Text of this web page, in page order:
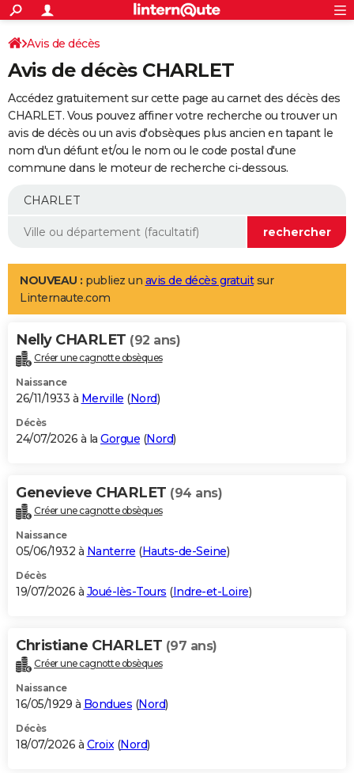
ACTUALITÉS
Politique
Société
Faits Divers
Education
Monde
Villes
+
SPORT
Coupe du monde 2026
Football
Tennis
Cyclisme
Rugby
Forum
Programme TV
TNT
Streaming
Cinéma
Sorties cinéma
Musique
+
FINANCE
Retraite
Epargne
Immobilier
Risques naturels par ville
Banque
Assurance
AUTO
Essais
Réserver un essai
Citadines
Berlines
SUV
Forum auto
+
Mobiles
Meilleur smartphone
Internet
Ordinateurs
Jeux vidéo
Guide high-tech
Aménagement intérieur
LIFESTYLE
Art de vivre
Bien-être
Loisirs
Mode
Modes de vie
Alimentation
Guide de la santé
Maladies
Médicaments
Sommeil
VOYAGE
Destinations
City break
Voyage nature
Voyage de noces
Forum
Climat
+PHOTO
GUIDES D'ACHAT
BONS PLANS
Carte de Noël
Carte Bonne année
Carte Saint-Valentin
Carte Pâques
Carte d'anniversaire
DICTIONNAIRE
Dictionnaire
Biographies
Citations
Expressions
Proverbes
PROGRAMME TV
S'inscrire
Se connecter
Lycées
Collèges
Primaires
Universités
Entreprises
Service militaire
Avis de recherche
AVIS DE DÉCÈS
Bricolage
Lifestyle
Culture
Sport
Auto
Television
Voyage
Cinema
Avis de décès
Avis de décès CHARLET
Accédez gratuitement sur cette page au carnet des décès des
CHARLET. Vous pouvez affiner votre recherche ou trouver un
avis de décès ou un avis d'obsèques plus ancien en tapant le
nom d'un défunt et/ou le nom ou le code postal d'une
commune dans le moteur de recherche ci-dessous.
NOUVEAU : publiez un avis de décès gratuitsur
Linternaute.com
Nelly CHARLET (92 ans)
Créer une cagnotte obsèques
Naissance
26/11/1933 à Merville (Nord)
Décès
24/07/2026 à la Gorgue (Nord)
Genevieve CHARLET (94 ans)
Créer une cagnotte obsèques
Naissance
05/06/1932 à Nanterre (Hauts-de-Seine)
Décès
19/07/2026 à Joué-lès-Tours (Indre-et-Loire)
Christiane CHARLET (97 ans)
Créer une cagnotte obsèques
Naissance
16/05/1929 à Bondues (Nord)
Décès
18/07/2026 à Croix(Nord)